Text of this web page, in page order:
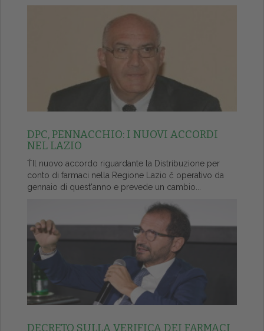
DPC, PENNACCHIO: I NUOVI ACCORDI
NEL LAZIO
ŤIl nuovo accordo riguardante la Distribuzione per
conto di farmaci nella Regione Lazio č operativo da
gennaio di quest'anno e prevede un cambio...
DECRETO SULLA VERIFICA DEI FARMACI